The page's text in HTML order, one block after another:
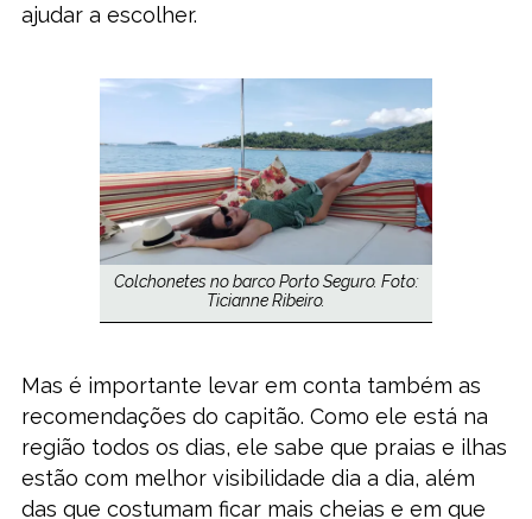
ajudar a escolher.
Colchonetes no barco Porto Seguro. Foto:
Ticianne Ribeiro.
Mas é importante levar em conta também as
recomendações do capitão. Como ele está na
região todos os dias, ele sabe que praias e ilhas
estão com melhor visibilidade dia a dia, além
das que costumam ficar mais cheias e em que